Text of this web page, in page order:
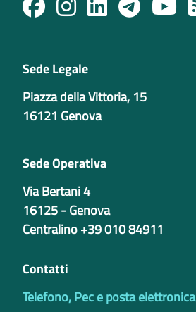
Sede Legale
Piazza della Vittoria, 15
16121 Genova
Sede Operativa
Via Bertani 4
16125 - Genova
Centralino +39 010 84911
Contatti
Telefono, Pec e posta elettronica